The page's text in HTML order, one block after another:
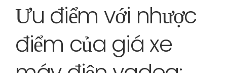
Ưu điểm với nhược
điểm của giá xe